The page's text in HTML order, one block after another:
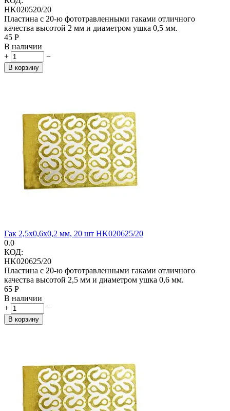
HK020520/20
Пластина с 20-ю фототравленными гаками отличного
качества высотой 2 мм и диаметром ушка 0,5 мм.
‍45‍ Р
В наличии
+
−
В корзину
Гак 2,5х0,6х0,2 мм, 20 шт HK020625/20
0.0
КОД:
HK020625/20
Пластина с 20-ю фототравленными гаками отличного
качества высотой 2,5 мм и диаметром ушка 0,6 мм.
‍65‍ Р
В наличии
+
−
В корзину